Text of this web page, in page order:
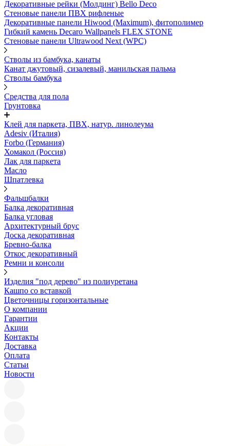
Декоративные рейки (Молдинг) Bello Deco
Стеновые панели ПВХ рифленые
Декоративные панели Hiwood (Maximum), фитополимер
Гибкий камень Decaro Wallpanels FLEX STONE
Стеновые панели Ultrawood Next (WPC)
Стволы из бамбука, канаты
Канат джутовый, сизалевый, манильская пальма
Стволы бамбука
Средства для пола
Грунтовка
Клей для паркета, ПВХ, натур. линолеума
Adesiv (Италия)
Forbo (Германия)
Хомакол (Россия)
Лак для паркета
Масло
Шпатлевка
Фальшбалки
Балка декоративная
Балка угловая
Архитектурный брус
Доска декоративная
Бревно-балка
Откос декоративный
Ремни и консоли
Изделия "под дерево" из полиуретана
Кашпо со вставкой
Цветочницы горизонтальные
О компании
Гарантии
Акции
Контакты
Доставка
Оплата
Статьи
Новости